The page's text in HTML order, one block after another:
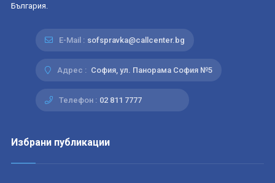
България.
E-Mail : sofspravka@callcenter.bg
Адрес : София, ул. Панорама София №5
Телефон : 02 811 7777
Избрани публикации